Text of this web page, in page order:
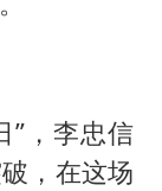
”，李忠信
，在这场